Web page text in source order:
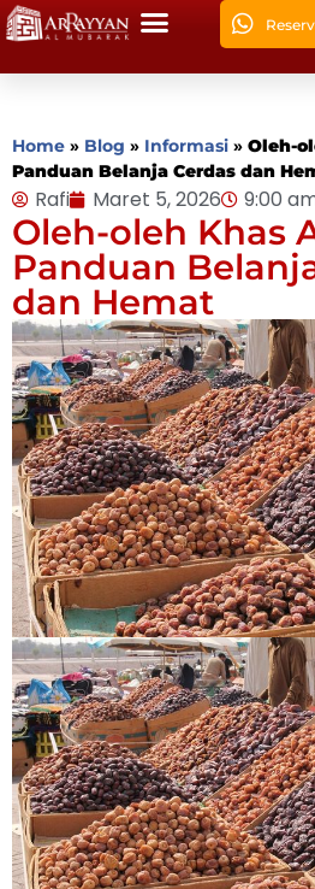
Home » Blog » Informasi » Oleh-
Panduan Belanja Cerdas dan
Rafi Maret 5, 2026 9:00
Oleh-oleh Khas
Panduan
dan Hemat